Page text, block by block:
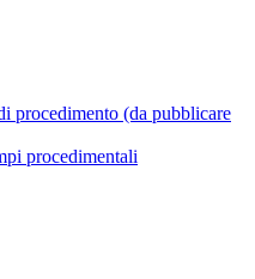
procedimento (da pubblicare
procedimentali